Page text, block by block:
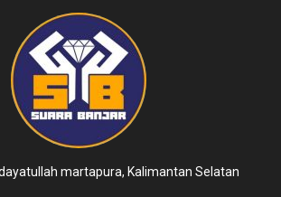
martapura, Kalimantan Selatan